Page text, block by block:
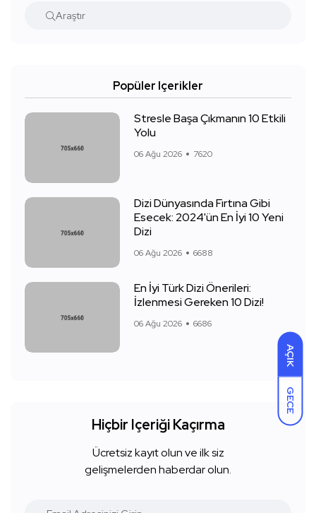
AÇIK
GECE
Popüler Içerikler
Stresle Başa Çıkmanın 10 Etkili
Yolu
06 Ağu 2026 7620
Dizi Dünyasında Fırtına Gibi
Esecek: 2024'ün En İyi 10 Yeni
Dizi
06 Ağu 2026 6688
En İyi Türk Dizi Önerileri:
İzlenmesi Gereken 10 Dizi!
06 Ağu 2026 6686
Hiçbir Içeriği Kaçırma
Ücretsiz kayıt olun ve ilk siz
gelişmelerden haberdar olun.